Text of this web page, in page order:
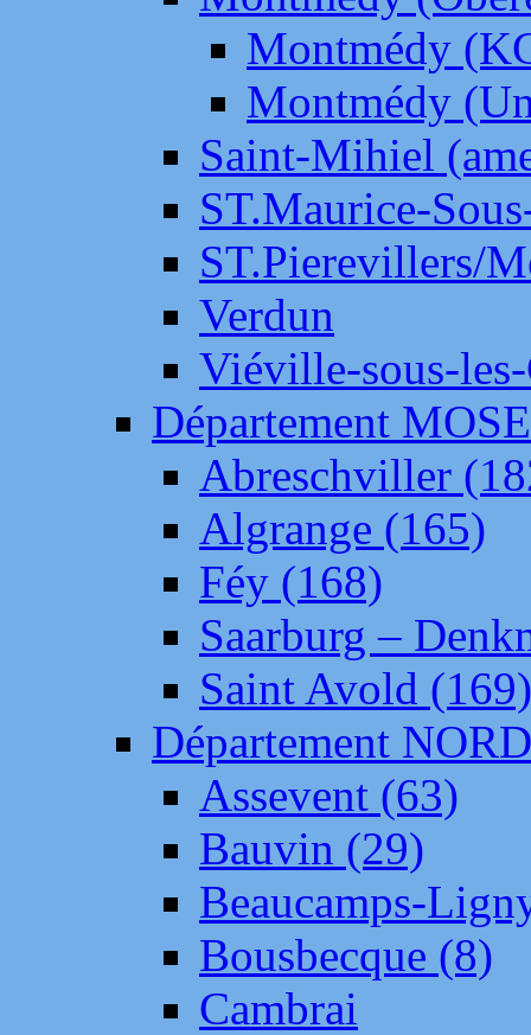
Montmédy
Montmédy
Saint-Mihiel
ST.Maurice-
ST.Pierevillers/
Verdun
Viéville-sous-
Département
Abreschviller
Algrange (165)
Féy (168)
Saarburg –
Saint Avold (169)
Département NORD
Assevent (63)
Bauvin (29)
Beaucamps-
Bousbecque (8)
Cambrai